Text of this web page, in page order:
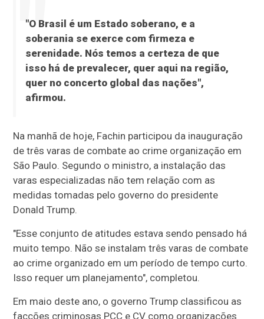
"O Brasil é um Estado soberano, e a
soberania se exerce com firmeza e
serenidade. Nós temos a certeza de que
isso há de prevalecer, quer aqui na região,
quer no concerto global das nações",
afirmou.
Na manhã de hoje, Fachin participou da inauguração
de três varas de combate ao crime organização em
São Paulo. Segundo o ministro, a instalação das
varas especializadas não tem relação com as
medidas tomadas pelo governo do presidente
Donald Trump.
"Esse conjunto de atitudes estava sendo pensado há
muito tempo. Não se instalam três varas de combate
ao crime organizado em um período de tempo curto.
Isso requer um planejamento", completou.
Em maio deste ano, o governo Trump classificou as
facções criminosas PCC e CV como organizações